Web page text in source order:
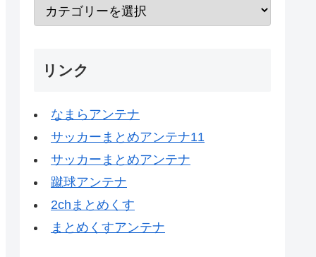
リンク
なまらアンテナ
サッカーまとめアンテナ11
サッカーまとめアンテナ
蹴球アンテナ
2chまとめくす
まとめくすアンテナ